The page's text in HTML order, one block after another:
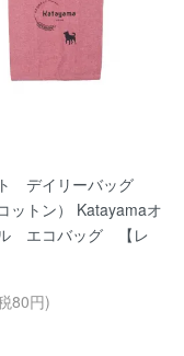
デイリーバッグ
ットン） Katayamaオ
エコバッグ 【レ
80円)